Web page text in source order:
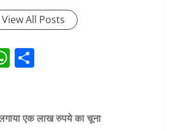
View All Posts
WhatsApp
एक लाख रुपये का चूना